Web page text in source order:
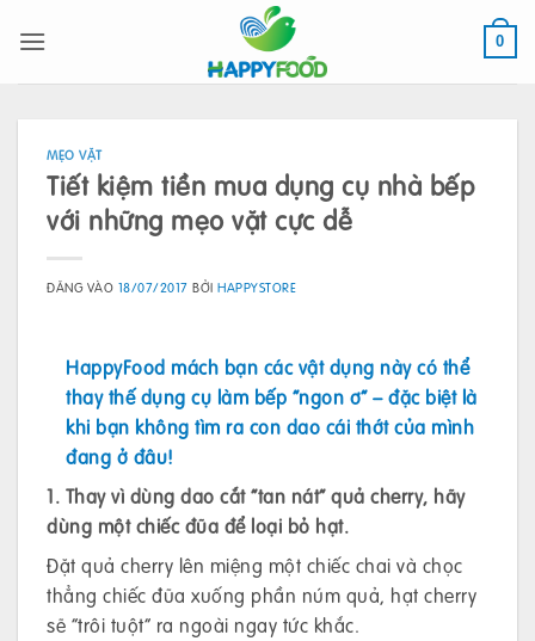
qua
0
MẸO VẶT
Tiết kiệm tiền mua dụng cụ nhà bếp
với những mẹo vặt cực dễ
ĐĂNG VÀO 18/07/2017 BỞIHAPPYSTORE
HappyFood mách bạn các vật dụng này có thể
thay thế dụng cụ làm bếp “ngon ơ” – đặc biệt là
khi bạn không tìm ra con dao cái thớt của mình
đang ở đâu!
1. Thay vì dùng dao cắt “tan nát” quả cherry, hãy
dùng một chiếc đũa để loại bỏ hạt.
Đặt quả cherry lên miệng một chiếc chai và chọc
thẳng chiếc đũa xuống phần núm quả, hạt cherry
sẽ “trôi tuột” ra ngoài ngay tức khắc.